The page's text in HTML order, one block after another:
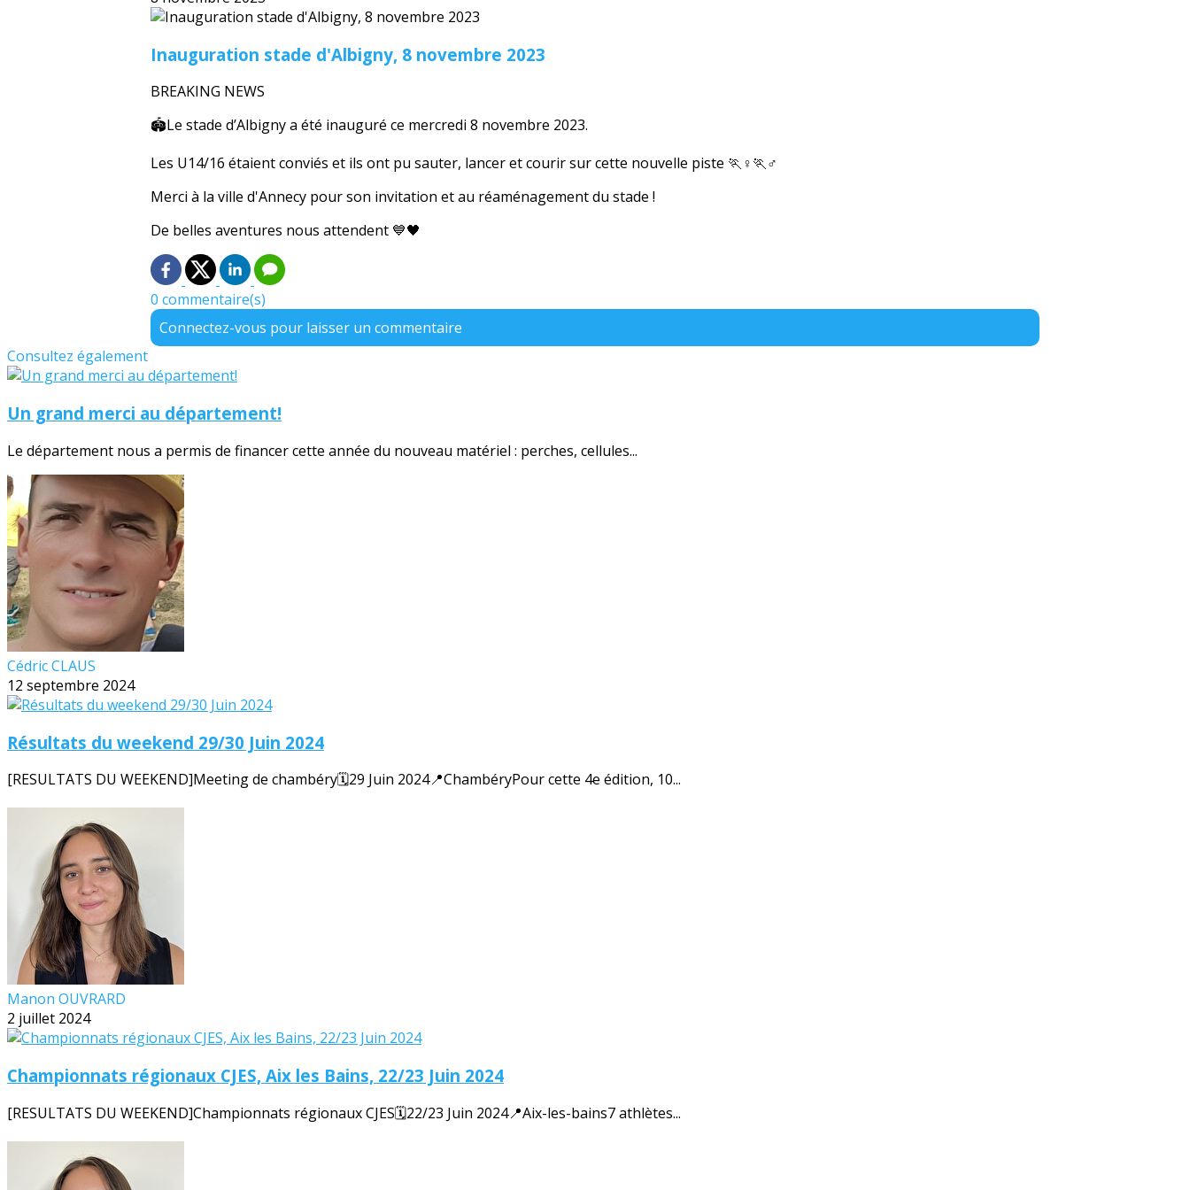
Inauguration stade d'Albigny, 8 novembre 2023
BREAKING NEWS
🏟️Le stade d’Albigny a été inauguré ce mercredi 8 novembre 2023.
Les U14/16 étaient conviés et ils ont pu sauter, lancer et courir sur cette nouvelle piste 🏃♀️🏃♂️
Merci à la ville d'Annecy pour son invitation et au réaménagement du stade !
De belles aventures nous attendent 💙🖤
0 commentaire(s)
Connectez-vous pour laisser un commentaire
Consultez également
Un grand merci au département!
Le département nous a permis de financer cette année du nouveau matériel : perches, cellules...
Cédric CLAUS
12 septembre 2024
Résultats du weekend 29/30 Juin 2024
[RESULTATS DU WEEKEND]Meeting de chambéry🗓️29 Juin 2024📍ChambéryPour cette 4e édition, 10...
Manon OUVRARD
2 juillet 2024
Championnats régionaux CJES, Aix les Bains, 22/23 Juin 2024
[RESULTATS DU WEEKEND]Championnats régionaux CJES🗓️22/23 Juin 2024📍Aix-les-bains7 athlètes...